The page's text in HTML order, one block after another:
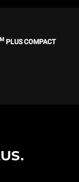
PLUS COMPACT